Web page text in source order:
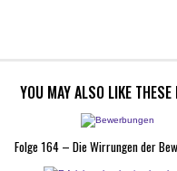
YOU MAY ALSO LIKE
Folge 164 – Die Wirrungen der